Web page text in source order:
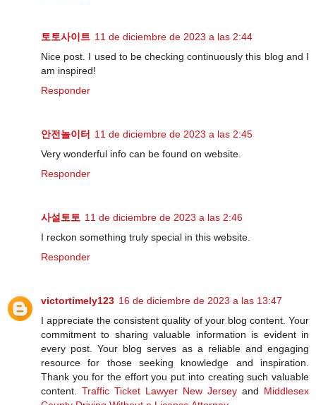
토토사이트 11 de diciembre de 2023 a las 2:44
Nice post. I used to be checking continuously this blog and I
am inspired!
Responder
안전놀이터
11 de diciembre de 2023 a las 2:45
Very wonderful info can be found on website.
Responder
사설토토 11 de diciembre de 2023 a las 2:46
I reckon something truly special in this website.
Responder
victortimely123 16 de diciembre de 2023 a las 13:47
I appreciate the consistent quality of your blog content. Your
commitment to sharing valuable information is evident in
every post. Your blog serves as a reliable and engaging
resource for those seeking knowledge and inspiration.
Thank you for the effort you put into creating such valuable
content. Traffic Ticket Lawyer New Jersey and Middlesex